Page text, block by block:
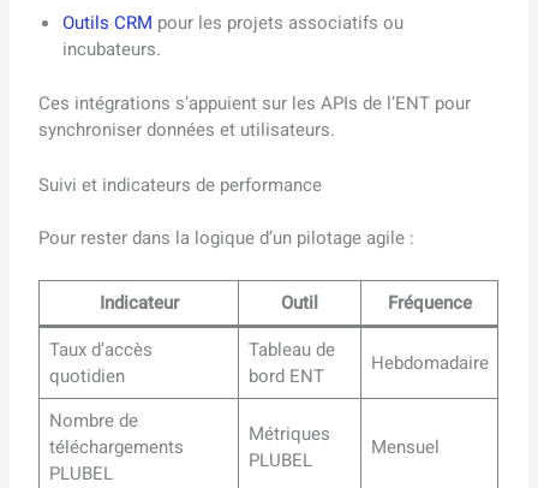
Outils CRM pour les projets associatifs ou
incubateurs.
Ces intégrations s’appuient sur les APIs de l’ENT pour
synchroniser données et utilisateurs.
Suivi et indicateurs de performance
Pour rester dans la logique d’un pilotage agile :
Indicateur Outil
Fréquence
Taux d’accès
quotidien
Tableau de
bord ENT
Hebdomadaire
Nombre de
téléchargements
PLUBEL
Métriques
PLUBEL
Mensuel